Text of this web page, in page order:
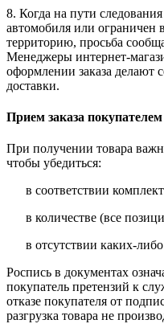
8. Когда на пути
автомобиля или ограничен
территорию, просьба
Менеджеры интернет-
оформлении заказа делают
доставки.
Прием заказа покупателем
При получении товара
чтобы убедиться:
в соответствии
в количестве (все
в отсутствии каких-
Роспись в документах
покупатель претензий к
отказе покупателя от
разгрузка товара не